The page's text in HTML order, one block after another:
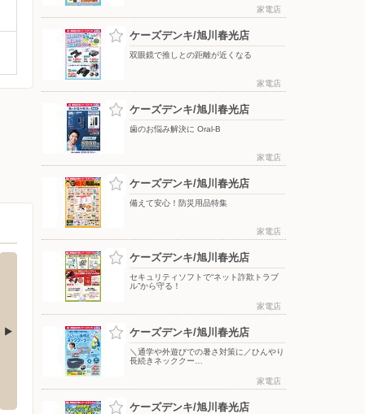
通店
雪通1-482-27
ウエスタン/川端
〒070-0817 北海道旭川市川端町7条10
家電店
ケーズデンキ/旭川春光店
双眼鏡で推しとの距離が近くなる
家電店
ケーズデンキ/旭川春光店
歯のお悩み解決に Oral-B
家電店
ケーズデンキ/旭川春光店
備えて安心！防災用品特集
家電店
ケーズデンキ/旭川春光店
セキュリティソフトで“ネット詐欺トラブ
ル”から守る！
家電店
ケーズデンキ/旭川春光店
＼通学や外遊びでの暑さ対策に／ひんやり
長続きネッククー…
家電店
ケーズデンキ/旭川春光店